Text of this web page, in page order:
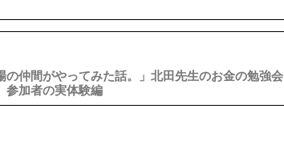
仲間がやってみた話。」北田先生のお金の勉強会
参加者の実体験編